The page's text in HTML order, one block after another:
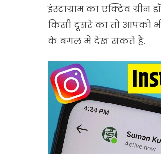
इंस्टाग्राम का एक्टिव
किसी दूसरे का तो आपको
के बगल में देख सकते है.